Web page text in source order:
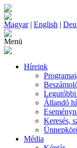
Magyar| English |
Menü
Híreink
Legutóbbi
Állandó
Keresés,
Média